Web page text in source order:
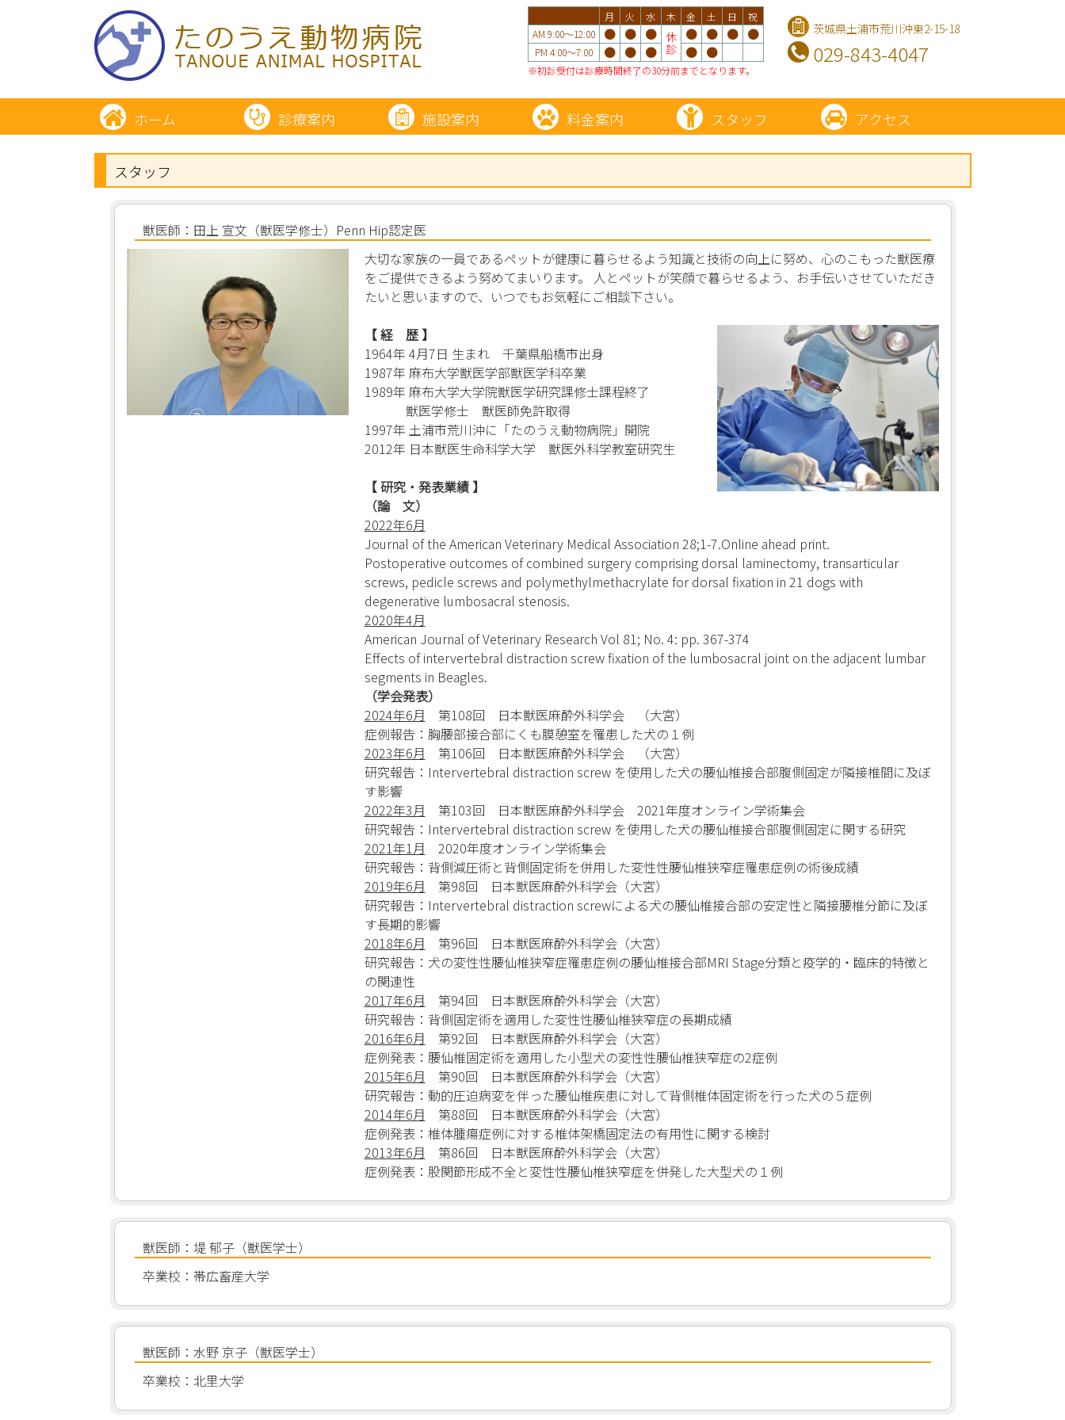
茨城県土浦市荒川沖東2-15-18
029-843-4047
月 火 水 木 金 土 日
祝
AM 9:00～12:00
● ● ● 休
診
● ● ● ●
PM 4:00～7:00 ● ● ● ● ●
※初診受付は診療時間終了の30分前までとなります。
ホーム 診療案内 施設案内 料金案内 スタッフ アクセス
スタッフ
獣医師：田上 宣文（獣医学修士）Penn Hip認定医
大切な家族の一員であるペットが健康に暮らせるよう知識と技術の向上に努め、心のこもった獣医療
をご提供できるよう努めてまいります。 人とペットが笑顔で暮らせるよう、お手伝いさせていただき
たいと思いますので、いつでもお気軽にご相談下さい。
【 経 歴 】
1964年 4月7日 生まれ 千葉県船橋市出身
1987年 麻布大学獣医学部獣医学科卒業
1989年 麻布大学大学院獣医学研究課修士課程終了
獣医学修士 獣医師免許取得
1997年 土浦市荒川沖に「たのうえ動物病院」開院
2012年 日本獣医生命科学大学 獣医外科学教室研究生
【 研究・発表業績 】
（論 文）
2022年6月
Journal of the American Veterinary Medical Association 28;1-7.Online ahead print.
Postoperative outcomes of combined surgery comprising dorsal laminectomy, transarticular
screws, pedicle screws and polymethylmethacrylate for dorsal fixation in 21 dogs with
degenerative lumbosacral stenosis.
2020年4月
American Journal of Veterinary Research Vol 81; No. 4: pp. 367-374
Effects of intervertebral distraction screw fixation of the lumbosacral joint on the adjacent lumbar
segments in Beagles.
（学会発表）
2024年6月 第108回 日本獣医麻酔外科学会 （大宮）
症例報告：胸腰部接合部にくも膜憩室を罹患した犬の１例
2023年6月 第106回 日本獣医麻酔外科学会 （大宮）
研究報告：Intervertebral distraction screw を使用した犬の腰仙椎接合部腹側固定が隣接椎間に及ぼ
す影響
2022年3月 第103回 日本獣医麻酔外科学会 2021年度オンライン学術集会
研究報告：Intervertebral distraction screw を使用した犬の腰仙椎接合部腹側固定に関する研究
2021年1月 2020年度オンライン学術集会
研究報告：背側減圧術と背側固定術を併用した変性性腰仙椎狭窄症罹患症例の術後成績
2019年6月 第98回 日本獣医麻酔外科学会（大宮）
研究報告：Intervertebral distraction screwによる犬の腰仙椎接合部の安定性と隣接腰椎分節に及ぼ
す長期的影響
2018年6月 第96回 日本獣医麻酔外科学会（大宮）
研究報告：犬の変性性腰仙椎狭窄症罹患症例の腰仙椎接合部MRI Stage分類と疫学的・臨床的特徴と
の関連性
2017年6月 第94回 日本獣医麻酔外科学会（大宮）
研究報告：背側固定術を適用した変性性腰仙椎狭窄症の長期成績
2016年6月 第92回 日本獣医麻酔外科学会（大宮）
症例発表：腰仙椎固定術を適用した小型犬の変性性腰仙椎狭窄症の2症例
2015年6月 第90回 日本獣医麻酔外科学会（大宮）
研究報告：動的圧迫病変を伴った腰仙椎疾患に対して背側椎体固定術を行った犬の５症例
2014年6月 第88回 日本獣医麻酔外科学会（大宮）
症例発表：椎体腫瘍症例に対する椎体架橋固定法の有用性に関する検討
2013年6月 第86回 日本獣医麻酔外科学会（大宮）
症例発表：股関節形成不全と変性性腰仙椎狭窄症を併発した大型犬の１例
獣医師：堤 郁子（獣医学士）
卒業校：帯広畜産大学
獣医師：水野 京子（獣医学士）
卒業校：北里大学